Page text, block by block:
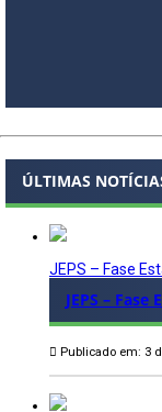
ÚLTIMAS
JEPS – Fase
JEPS – Fase
Publicado em: 3